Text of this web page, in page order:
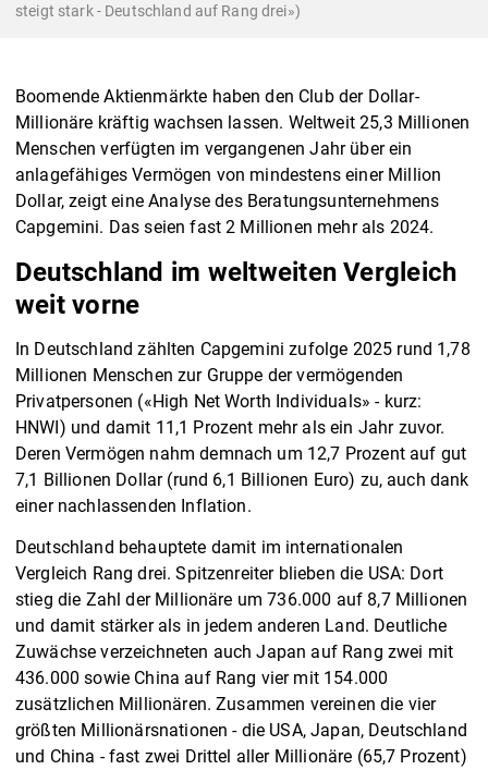
steigt stark - Deutschland auf Rang drei»)
Boomende Aktienmärkte haben den Club der Dollar-
Millionäre kräftig wachsen lassen. Weltweit 25,3 Millionen
Menschen verfügten im vergangenen Jahr über ein
anlagefähiges Vermögen von mindestens einer Million
Dollar, zeigt eine Analyse des Beratungsunternehmens
Capgemini. Das seien fast 2 Millionen mehr als 2024.
Deutschland im weltweiten Vergleich
weit vorne
In Deutschland zählten Capgemini zufolge 2025 rund 1,78
Millionen Menschen zur Gruppe der vermögenden
Privatpersonen («High Net Worth Individuals» - kurz:
HNWI) und damit 11,1 Prozent mehr als ein Jahr zuvor.
Deren Vermögen nahm demnach um 12,7 Prozent auf gut
7,1 Billionen Dollar (rund 6,1 Billionen Euro) zu, auch dank
einer nachlassenden Inflation.
Deutschland behauptete damit im internationalen
Vergleich Rang drei. Spitzenreiter blieben die USA: Dort
stieg die Zahl der Millionäre um 736.000 auf 8,7 Millionen
und damit stärker als in jedem anderen Land. Deutliche
Zuwächse verzeichneten auch Japan auf Rang zwei mit
436.000 sowie China auf Rang vier mit 154.000
zusätzlichen Millionären. Zusammen vereinen die vier
größten Millionärsnationen - die USA, Japan, Deutschland
und China - fast zwei Drittel aller Millionäre (65,7 Prozent)